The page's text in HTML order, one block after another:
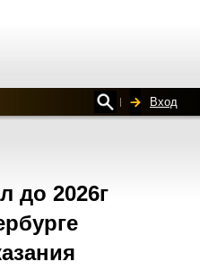
Вход
до 2026г